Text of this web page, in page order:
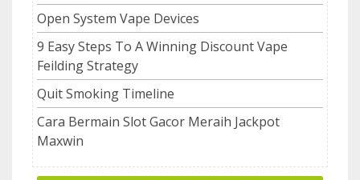
Open System Vape Devices
9 Easy Steps To A Winning Discount Vape
Feilding Strategy
Quit Smoking Timeline
Cara Bermain Slot Gacor Meraih Jackpot
Maxwin